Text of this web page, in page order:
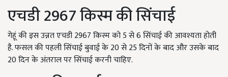
एचडी 2967 किस्म की सिंचाई
गेहूं की इस उन्नत एचडी 2967 किस्म को 5 से 6 सिंचाई की आवश्यता होती
है. फसल की पहली सिंचाई बुवाई के 20 से 25 दिनों के बाद और उसके बाद
20 दिन के अंतराल पर सिंचाई करनी चाहिए.